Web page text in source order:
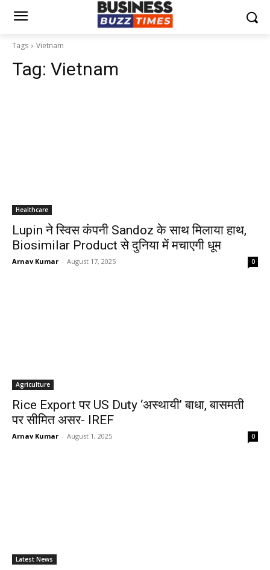
Tags Vietnam
Tag: Vietnam
Healthcare
Lupin ने स्विस कंपनी Sandoz के साथ मिलाया हाथ,
Biosimilar Product से दुनिया में मचाएगी धूम
Arnav Kumar - August 17, 2025 0
Agriculture
Rice Export पर US Duty ‘अस्थायी’ बाधा, बासमती
पर सीमित असर- IREF
Arnav Kumar - August 1, 2025 0
Latest News